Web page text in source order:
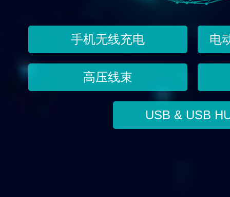
手机无线充电 电
高压线束
USB & USB